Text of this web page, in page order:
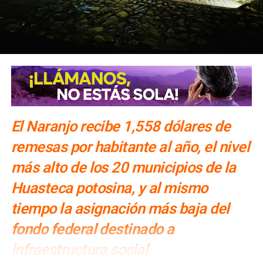
El Naranjo recibe 1,558 dólares de
remesas por habitante al año, el nivel
más alto de los 20 municipios de la
Huasteca potosina, y al mismo
tiempo la asignación más baja del
fondo federal destinado a
infraestructura social